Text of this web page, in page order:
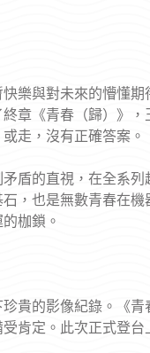
樂與對未來的懵懂
章《青春（歸）》，
走，沒有正確答案。
盾的直視，在全系列
，也是無數青春在機
枷鎖。
貴的影像紀錄。《青
肯定。此次正式登